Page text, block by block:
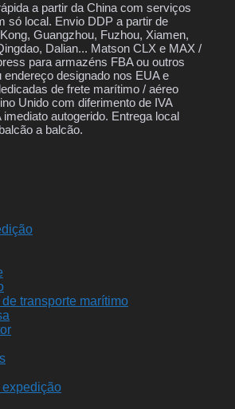
a partir da China com serviços
só local. Envio DDP a partir de
Guangzhou, Fuzhou, Xiamen,
Dalian... Matson CLX e MAX /
para armazéns FBA ou outros
endereço designado nos EUA e
de frete marítimo / aéreo
Unido com diferimento de IVA
imediato autogerido. Entrega local
a balcão.
transporte marítimo
expedição